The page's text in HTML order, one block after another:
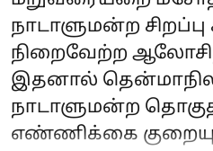
நாடாளுமன்ற
நிறைவேற்ற
இதனால்
நாடாளுமன்ற
எண்ணிக்கை